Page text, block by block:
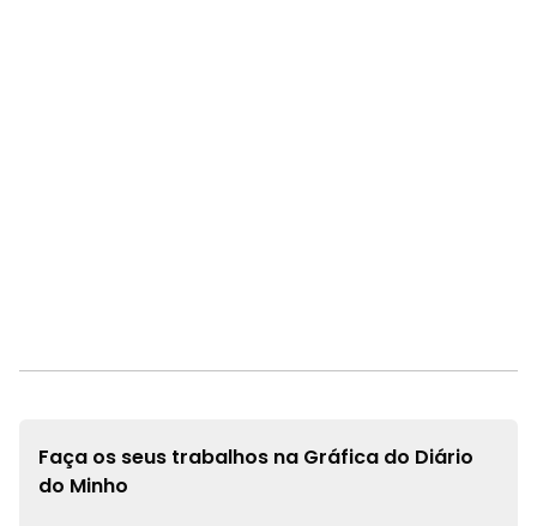
Faça os seus trabalhos na Gráfica do Diário
do Minho